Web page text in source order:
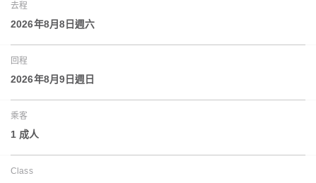
去程
2026年8月8日週六
回程
2026年8月9日週日
乘客
1 成人
Class